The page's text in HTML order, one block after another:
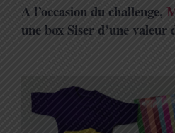
A l’occasion du challenge,
une box Siser d’une valeur